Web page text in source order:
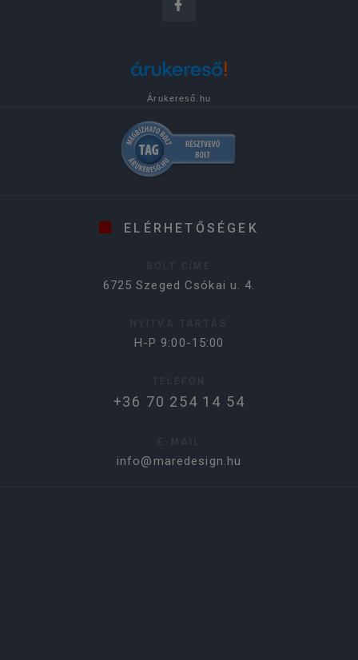
Árukereső.hu
ELÉRHETŐSÉGEK
6725 Szeged Csókai u. 4.
H-P 9:00-15:00
+36 70 254 14 54
info@maredesign.hu